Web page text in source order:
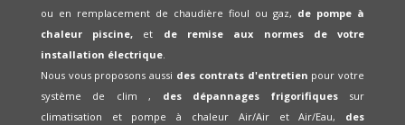
ou en remplacement de chaudière fioul ou gaz, de pompe à
chaleur piscine, et de remise aux normes de votre
installation électrique.
Nous vous proposons aussi des contrats d'entretien pour votre
système de clim , des dépannages frigorifiquessur
climatisation et pompe à chaleur Air/Air et Air/Eau, des